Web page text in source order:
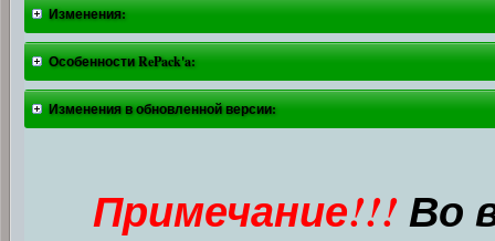
Изменения:
Особенности RePack'a:
Изменения в обновленной версии:
Примечание!!!Во